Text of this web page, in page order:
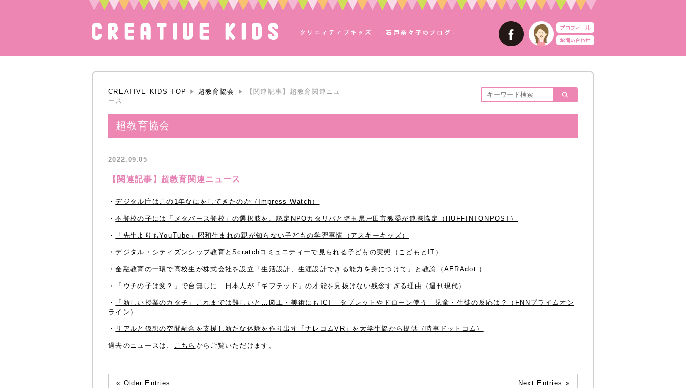
CREATIVE KIDS TOP 超教育協会
【関連記事】超教育関連ニュ
ース
超教育協会
2022.09.05
【関連記事】超教育関連ニュース
・デジタル庁はこの1年なにをしてきたのか（Impress Watch）
・不登校の子には「メタバース登校」の選択肢を。認定NPOカタリバと埼玉県戸田市教委が連携協定（HUFFINTONPOST）
・ 「先生よりもYouTube」昭和生まれの親が知らない子どもの学習事情（アスキーキッズ）
・デジタル・シティズンシップ教育とScratchコミュニティーで見られる子どもの実態（こどもとIT）
・金融教育の一環で高校生が株式会社を設立「生活設計、生涯設計できる能力を身につけて」と教諭（AERAdot.）
・ 「ウチの子は変？」で台無しに…日本人が「ギフテッド」の才能を見抜けない残念すぎる理由（週刊現代）
・
「新しい授業のカタチ」これまでは難しいと…図工・美術にもICT タブレットやドローン使う 児童・生徒の反応は？（FNNプライムオン
ライン）
・ リアルと仮想の空間融合を支援し新たな体験を作り出す「ナレコムVR」を大学生協から提供（時事ドットコム）
過去のニュースは、 こちら からご覧いただけます。
« Older Entries Next Entries »